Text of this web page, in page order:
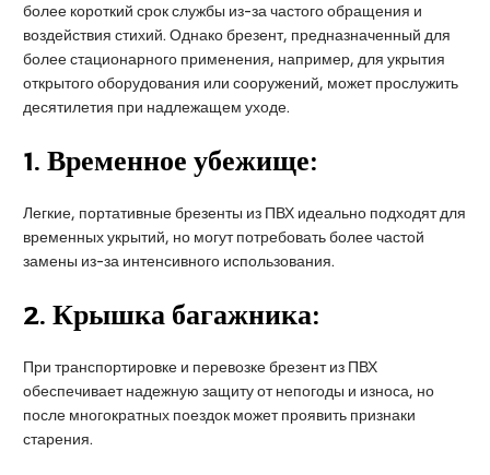
более короткий срок службы из-за частого обращения и
воздействия стихий. Однако брезент, предназначенный для
более стационарного применения, например, для укрытия
открытого оборудования или сооружений, может прослужить
десятилетия при надлежащем уходе.
1.Временное убежище:
Легкие, портативные брезенты из ПВХ идеально подходят для
временных укрытий, но могут потребовать более частой
замены из-за интенсивного использования.
2.Крышка багажника:
При транспортировке и перевозке брезент из ПВХ
обеспечивает надежную защиту от непогоды и износа, но
после многократных поездок может проявить признаки
старения.